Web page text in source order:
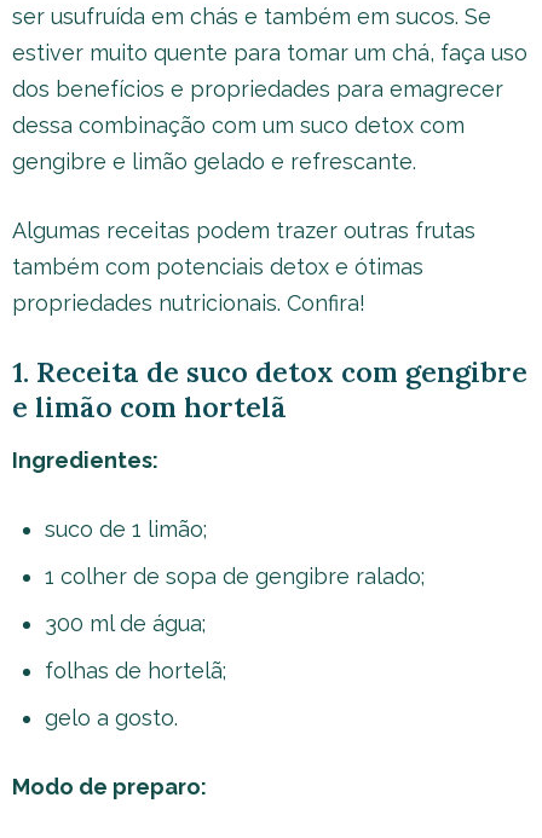
ser usufruída em chás e também em sucos. Se
estiver muito quente para tomar um chá, faça uso
dos benefícios e propriedades para emagrecer
dessa combinação com um suco detox com
gengibre e limão gelado e refrescante.
Algumas receitas podem trazer outras frutas
também com potenciais detox e ótimas
propriedades nutricionais. Confira!
1. Receita de suco detox com gengibre
e limão com hortelã
Ingredientes:
suco de 1 limão;
1 colher de sopa de gengibre ralado;
300 ml de água;
folhas de hortelã;
gelo a gosto.
Modo de preparo: